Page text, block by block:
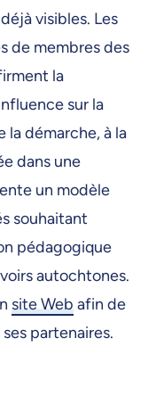
visibles. Les
de membres des
la
sur la
la démarche, à la
dans une
un modèle
souhaitant
pédagogique
autochtones.
site Web afin de
partenaires.